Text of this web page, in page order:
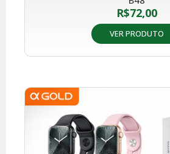
R$72,00
VER PRODUTO